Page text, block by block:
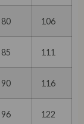
80 106
85 111
90 116
96 122